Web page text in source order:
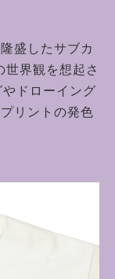
盛したサブカ
界観を想起さ
ドローイング
リントの発色